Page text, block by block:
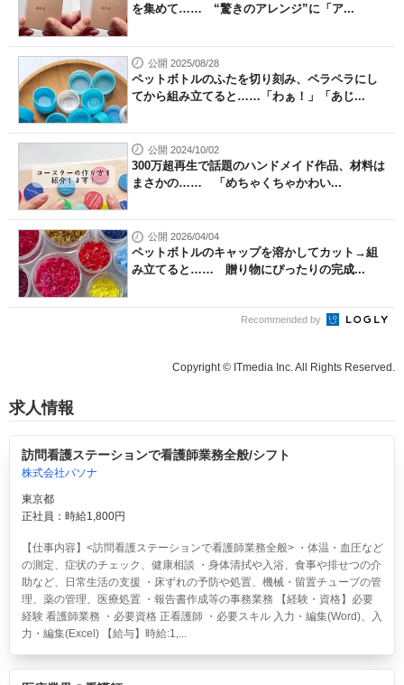
を集めて…… “驚きのアレンジ”に「ア...
公開 2025/08/28
ペットボトルのふたを切り刻み、ペラペラにし
てから組み立てると……「わぁ！」「あじ...
公開 2024/10/02
300万超再生で話題のハンドメイド作品、材料は
まさかの…… 「めちゃくちゃかわい...
公開 2026/04/04
ペットボトルのキャップを溶かしてカット→組
み立てると…… 贈り物にぴったりの完成...
Recommended by
Copyright © ITmedia Inc. All Rights Reserved.
求人情報
訪問看護ステーションで看護師業務全般/シフト
株式会社パソナ
東京都
正社員：時給1,800円
【仕事内容】<訪問看護ステーションで看護師業務全般> ・体温・血圧など
の測定、症状のチェック、健康相談 ・身体清拭や入浴、食事や排せつの介
助など、日常生活の支援 ・床ずれの予防や処置、機械・留置チューブの管
理、薬の管理、医療処置 ・報告書作成等の事務業務 【経験・資格】必要
経験 看護師業務 ・必要資格 正看護師 ・必要スキル 入力・編集(Word)、入
力・編集(Excel) 【給与】時給:1,...